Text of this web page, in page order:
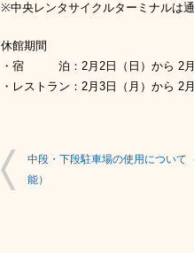
※中央レンタサイクルターミナルは
休館期間
・宿 泊：2月2日（日）から 2月
・レストラン：2月3日（月）から 2
中段・下段駐車場の使用について
能）